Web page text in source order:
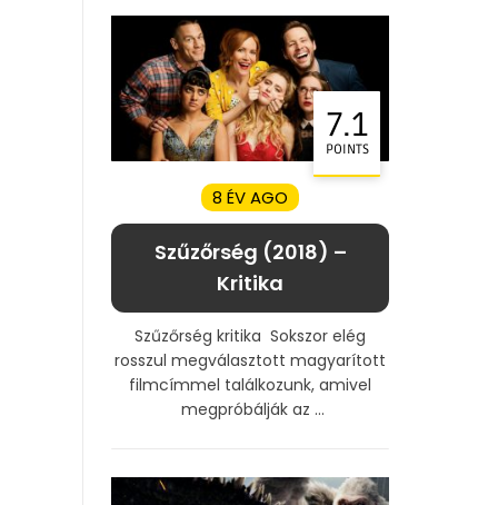
7.1
POINTS
8 ÉV AGO
Szűzőrség (2018) –
Kritika
Szűzőrség kritika Sokszor elég
rosszul megválasztott magyarított
filmcímmel találkozunk, amivel
megpróbálják az ...